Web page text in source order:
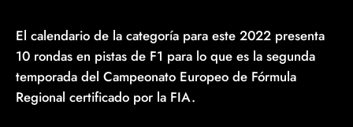
El calendario de la categoría para este 2022 presenta
10 rondas en pistas de F1 para lo que es la segunda
temporada del Campeonato Europeo de Fórmula
Regional certificado por la FIA.